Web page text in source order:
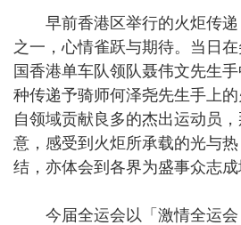
早前香港区举行的火炬传递
之一，心情雀跃与期待。当日
国香港单车队领队聂伟文先生
种传递予骑师何泽尧先生手上
自领域贡献良多的杰出运动员
意，感受到火炬所承载的光与
结，亦体会到各界为盛事众志成
今届全运会以「激情全运会